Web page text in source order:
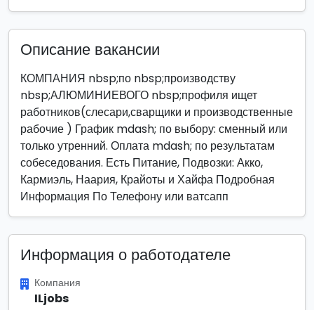
Описание вакансии
КОМПАНИЯ nbsp;по nbsp;производству
nbsp;АЛЮМИНИЕВОГО nbsp;профиля ищет
работников(слесари,сварщики и производственные
рабочие ) График mdash; по выбору: сменный или
только утренний. Оплата mdash; по результатам
собеседования. Есть Питание, Подвозки: Акко,
Кармиэль, Наария, Крайоты и Хайфа Подробная
Информация По Телефону или ватсапп
Информация о работодателе
Компания
ILjobs